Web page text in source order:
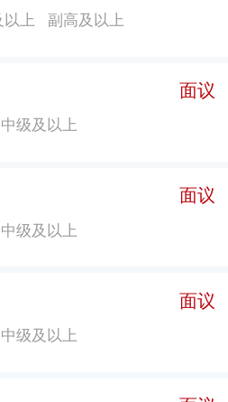
以上 副高及以上
面议
中级及以上
面议
中级及以上
面议
中级及以上